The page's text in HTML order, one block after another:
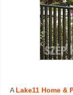
A Lake11 Home &